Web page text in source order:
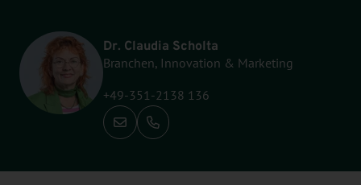
Dr. Claudia Scholta
Branchen, Innovation & Marketing
+49-351-2138 136
Call: +49-351-2138 136